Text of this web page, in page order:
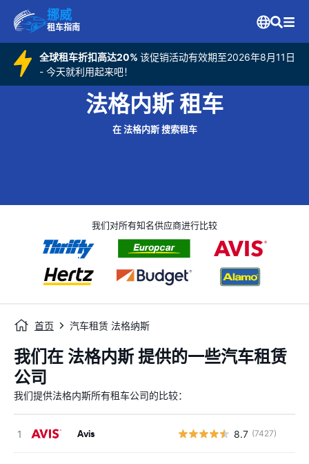
挪威
租车指南
全球租车折扣高达20% 该促销活动有效期至2026年8月11日
- 今天就利用起来吧！
法格内斯 租车
在 法格内斯 搜索租车
我们对所有知名供应商进行比较
首页 汽车租赁 法格纳斯
我们在 法格内斯 提供的一些汽车租赁
公司
我们提供法格内斯所有租车公司的比较：
Avis 8.7 (7427)